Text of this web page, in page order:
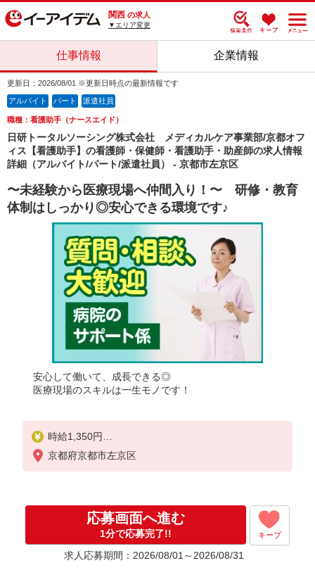
関西 の求人
▼エリア変更
仕事情報 企業情報
更新日：2026/08/01 ※更新日時点の最新情報です
アルバイト パート 派遣社員
職種：看護助手（ナースエイド）
日研トータルソーシング株式会社 メディカルケア事業部/京都オフ
ィス【看護助手】の看護師・保健師・看護助手・助産師の求人情報
詳細（アルバイト/パート/派遣社員） - 京都市左京区
〜未経験から医療現場へ仲間入り！〜 研修・教育
体制はしっかり◎安心できる環境です♪
安心して働いて、成長できる◎
医療現場のスキルは一生モノです！
時給1,350円
★週払いOK（規定あり）
京都府京都市左京区
応募画面へ進む
1分で応募完了!! キープ
求人応募期間：2026/08/01～2026/08/31